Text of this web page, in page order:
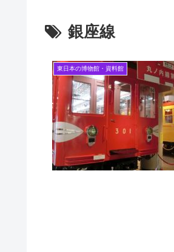
銀座線
東日本の博物館・資料館